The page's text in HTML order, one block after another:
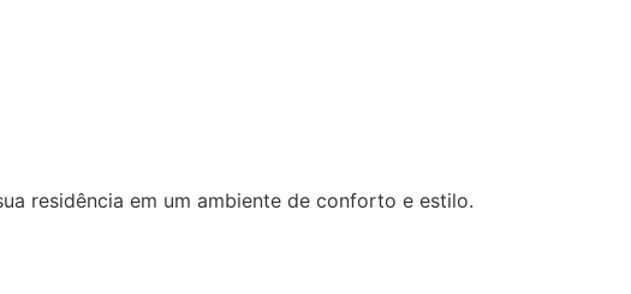
residência em um ambiente de conforto e estilo.